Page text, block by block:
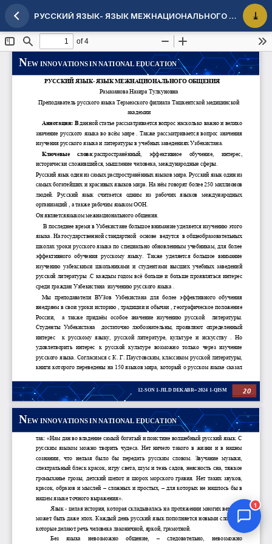
Maqola tafsilotlariga qaytish РУССКИЙ ЯЗЫК- ЯЗЫК МЕЖНАЦИОНАЛЬНОГО ОБЩЕНИЯ
1
Onlayn